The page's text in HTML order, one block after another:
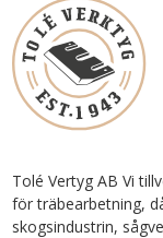
Tolé Vertyg AB Vi
för träbearbetning,
skogsindustrin,